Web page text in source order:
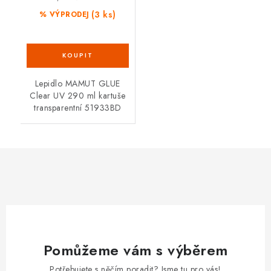
% VÝPRODEJ (3 ks)
Lepidlo MAMUT GLUE
Clear UV 290 ml kartuše
transparentní 51933BD
Pomůžeme vám s výběrem